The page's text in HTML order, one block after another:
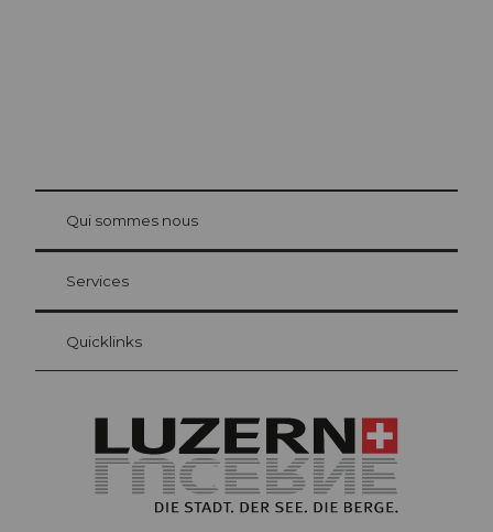
Carte d’hôte Lucerne
Vos avantages en tant qu'hôte pour la nuit
at Bre
Qui sommes nous
Services
Quicklinks